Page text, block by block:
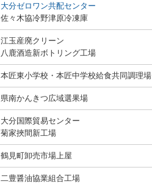
大分ゼロワン共配センター
佐々木協冷野津原冷凍庫
江玉産廃クリーン
八鹿酒造新ボトリング工場
本匠東小学校・本匠中学校給食共同調理場
県南かんきつ広域選果場
大分国際貿易センター
菊家挾間新工場
鶴見町卸売市場上屋
二豊醤油協業組合工場